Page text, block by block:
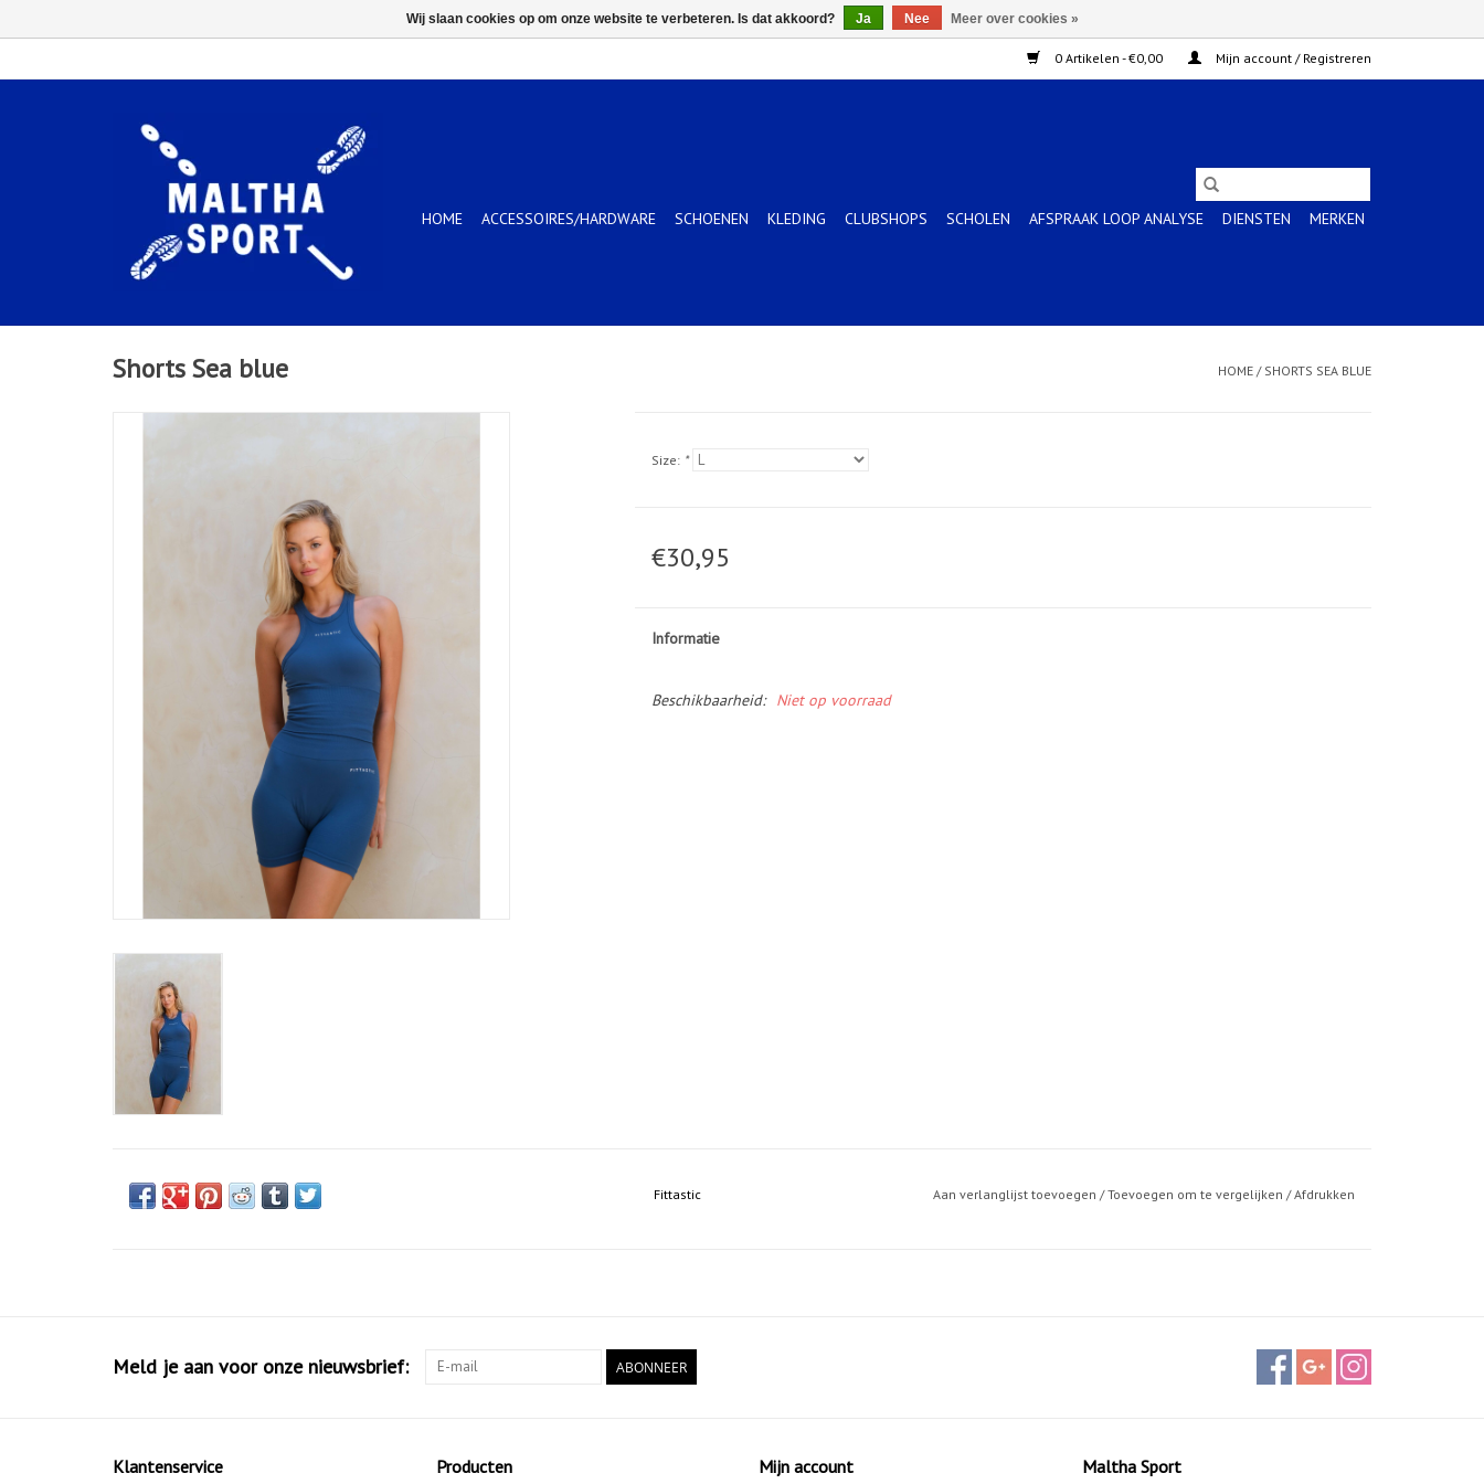
0 Artikelen - €0,00 Mijn account / Registreren
HOME ACCESSOIRES/HARDWARE SCHOENEN KLEDING CLUBSHOPS SCHOLEN AFSPRAAK LOOP ANALYSE DIENSTEN MERKEN
Shorts Sea blue HOME / SHORTS SEA BLUE
Size: *
€30,95
Informatie
Beschikbaarheid: Niet op voorraad
Fittastic Aan verlanglijst toevoegen /Toevoegen om te vergelijken /Afdrukken
Meld je aan voor onze nieuwsbrief: ABONNEER
Klantenservice Producten Mijn account Maltha Sport
Wij slaan cookies op om onze website te verbeteren. Is dat akkoord? Ja Nee Meer over cookies »